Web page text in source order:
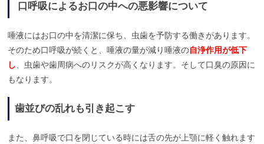
口呼吸によるお口の中への悪影響について
唾液にはお口の中を清潔に保ち、虫歯を予防する働きがあります。
そのため口呼吸が続くと、唾液の量が減り唾液の自浄作用が低下
し 、虫歯や歯周病へのリスクが高くなります。そして口臭の原因に
もなります。
歯並びの乱れも引き起こす
また、鼻呼吸で口を閉じている時には舌の先が上顎に軽く触れます